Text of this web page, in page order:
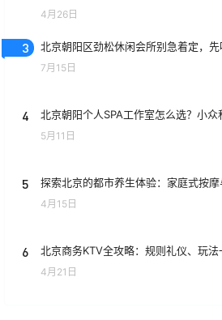
4月26日
3 北京朝阳区劲松休闲会所别急着定，
7月15日
4 北京朝阳个人SPA工作室怎么选？小
5月11日
5 探索北京的都市养生体验：家庭式按
4月15日
6 北京商务KTV全攻略：规则礼仪、玩
4月21日